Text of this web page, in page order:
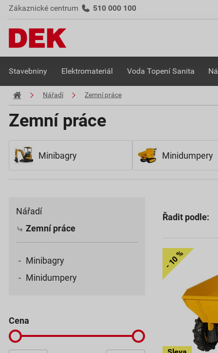
Zákaznické centrum 510 000 100
Stavebniny Elektromateriál Voda Topení Sanita
Nářadí Zemní práce
Zemní práce
Minibagry Minidumpery
Nářadí
Zemní práce
Minibagry
Minidumpery
cena
Řadit podle: